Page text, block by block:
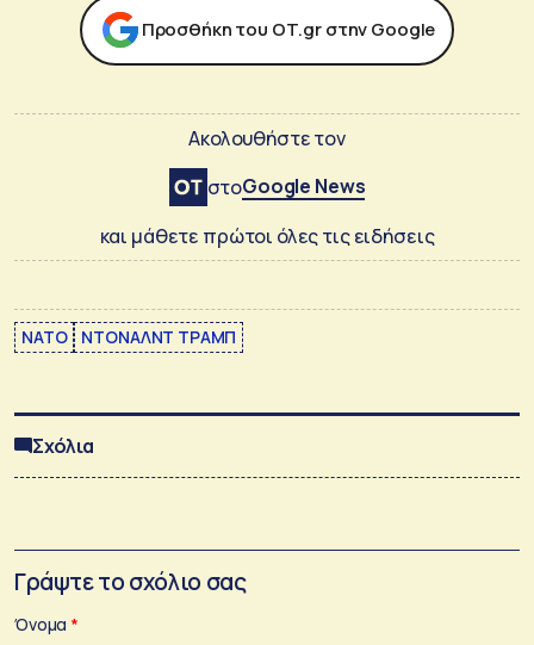
Προσθήκη του ΟΤ.gr στην Google
Ακολουθήστε τον
στοGoogle News
και μάθετε πρώτοι όλες τις ειδήσεις
ΝΑΤΟ ΝΤΟΝΑΛΝΤ ΤΡΑΜΠ
Σχόλια
Γράψτε το σχόλιο σας
Όνομα